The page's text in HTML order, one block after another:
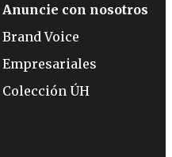
Anuncie con nosotros
Brand Voice
Empresariales
Colección ÚH